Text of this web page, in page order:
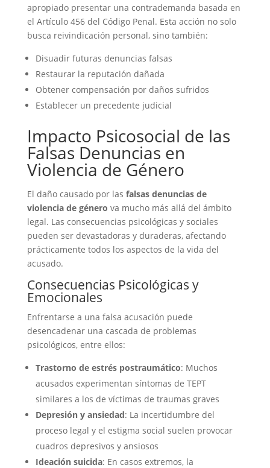
apropiado presentar una contrademanda basada en
el Artículo 456 del Código Penal. Esta acción no solo
busca reivindicación personal, sino también:
Disuadir futuras denuncias falsas
Restaurar la reputación dañada
Obtener compensación por daños sufridos
Establecer un precedente judicial
Impacto Psicosocial de las
Falsas Denuncias en
Violencia de Género
El daño causado por las falsas denuncias de
violencia de género va mucho más allá del ámbito
legal. Las consecuencias psicológicas y sociales
pueden ser devastadoras y duraderas, afectando
prácticamente todos los aspectos de la vida del
acusado.
Consecuencias Psicológicas y
Emocionales
Enfrentarse a una falsa acusación puede
desencadenar una cascada de problemas
psicológicos, entre ellos:
Trastorno de estrés postraumático: Muchos
acusados experimentan síntomas de TEPT
similares a los de víctimas de traumas graves
Depresión y ansiedad: La incertidumbre del
proceso legal y el estigma social suelen provocar
cuadros depresivos y ansiosos
Ideación suicida: En casos extremos, la